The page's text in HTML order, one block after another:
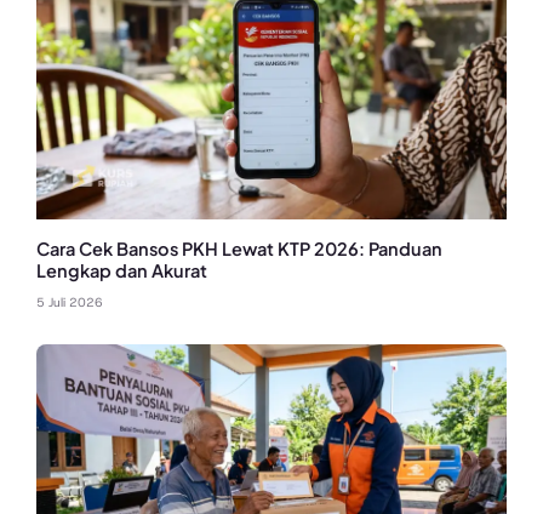
Cara Cek Bansos PKH Lewat KTP 2026: Panduan
Lengkap dan Akurat
5 Juli 2026